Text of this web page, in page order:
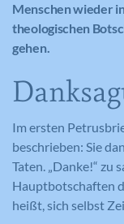
Menschen wieder
theologischen
gehen.
Im ersten
beschrieben: Sie
Taten. „Danke!“ zu
Hauptbotschaften
heißt, sich selbst